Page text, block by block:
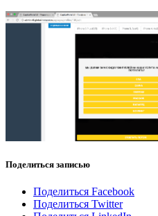
Поделиться записью
Поделиться Facebook
Поделиться Twitter